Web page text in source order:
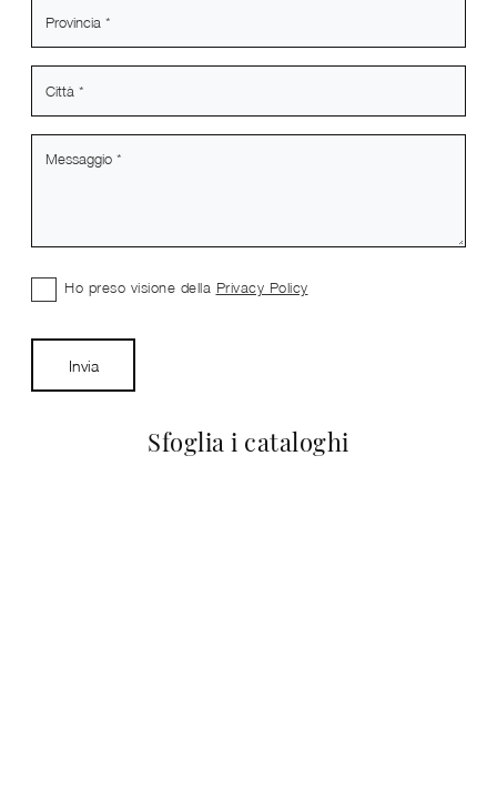
Sfoglia i cataloghi
Ho preso visione della Privacy Policy
Invia